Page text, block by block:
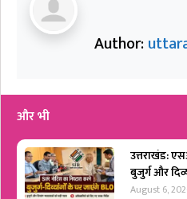
Author:
और भी
उत्तराखंड:
बुजुर्ग और
August 6,